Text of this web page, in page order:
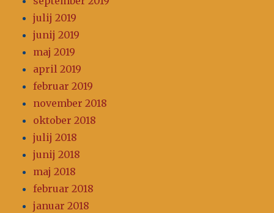
julij 2019
junij 2019
maj 2019
april 2019
februar 2019
november 2018
oktober 2018
julij 2018
junij 2018
maj 2018
februar 2018
januar 2018